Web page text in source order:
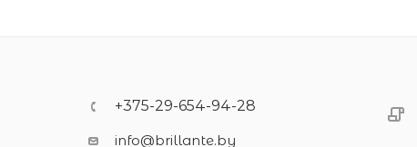
+375-29-654-94-28
info@brillante.by